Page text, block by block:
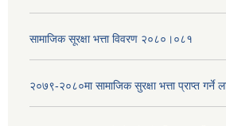
सामाजिक सूरक्षा भत्ता विवरण २०८०।०८१
२०७९-२०८०मा सामाजिक सुरक्षा भत्ता प्राप्त गर्ने